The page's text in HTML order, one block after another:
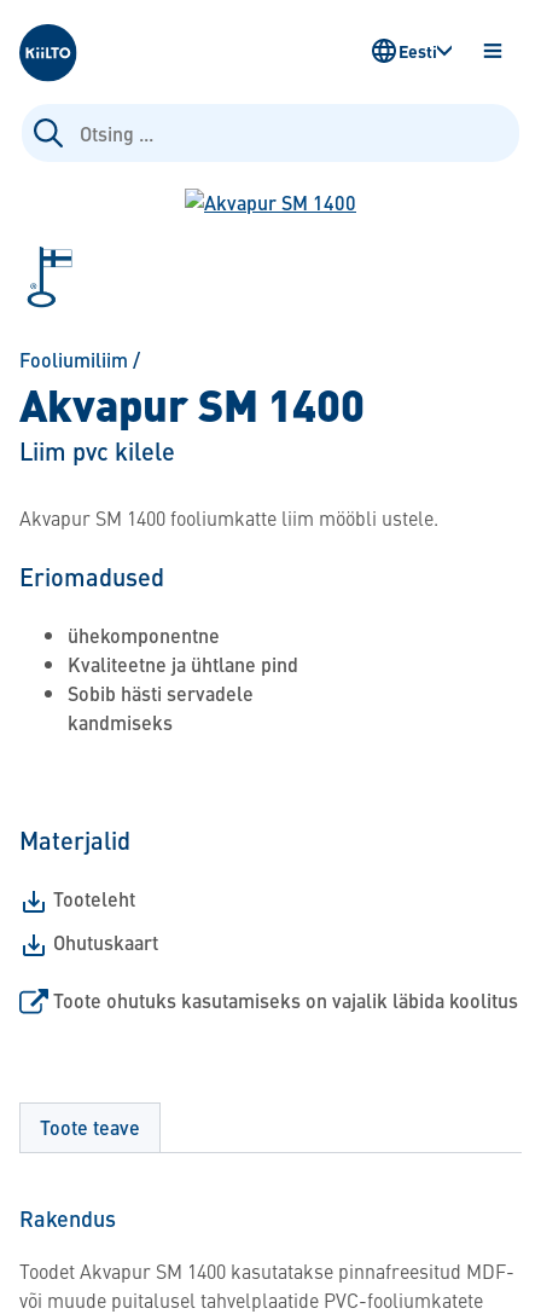
Kiilto Estonia
Otsi:
AVA
Eesti
Fooliumiliim /
Akvapur SM 1400
Liim pvc kilele
Akvapur SM 1400 fooliumkatte liim mööbli ustele.
Eriomadused
ühekomponentne
Kvaliteetne ja ühtlane pind
Sobib hästi servadele
kandmiseks
Materjalid
Tooteleht
Ohutuskaart
Toote ohutuks kasutamiseks on vajalik läbida koolitus
Toote teave
Rakendus
Toodet Akvapur SM 1400 kasutatakse pinnafreesitud MDF-
või muude puitalusel tahvelplaatide PVC-fooliumkatete